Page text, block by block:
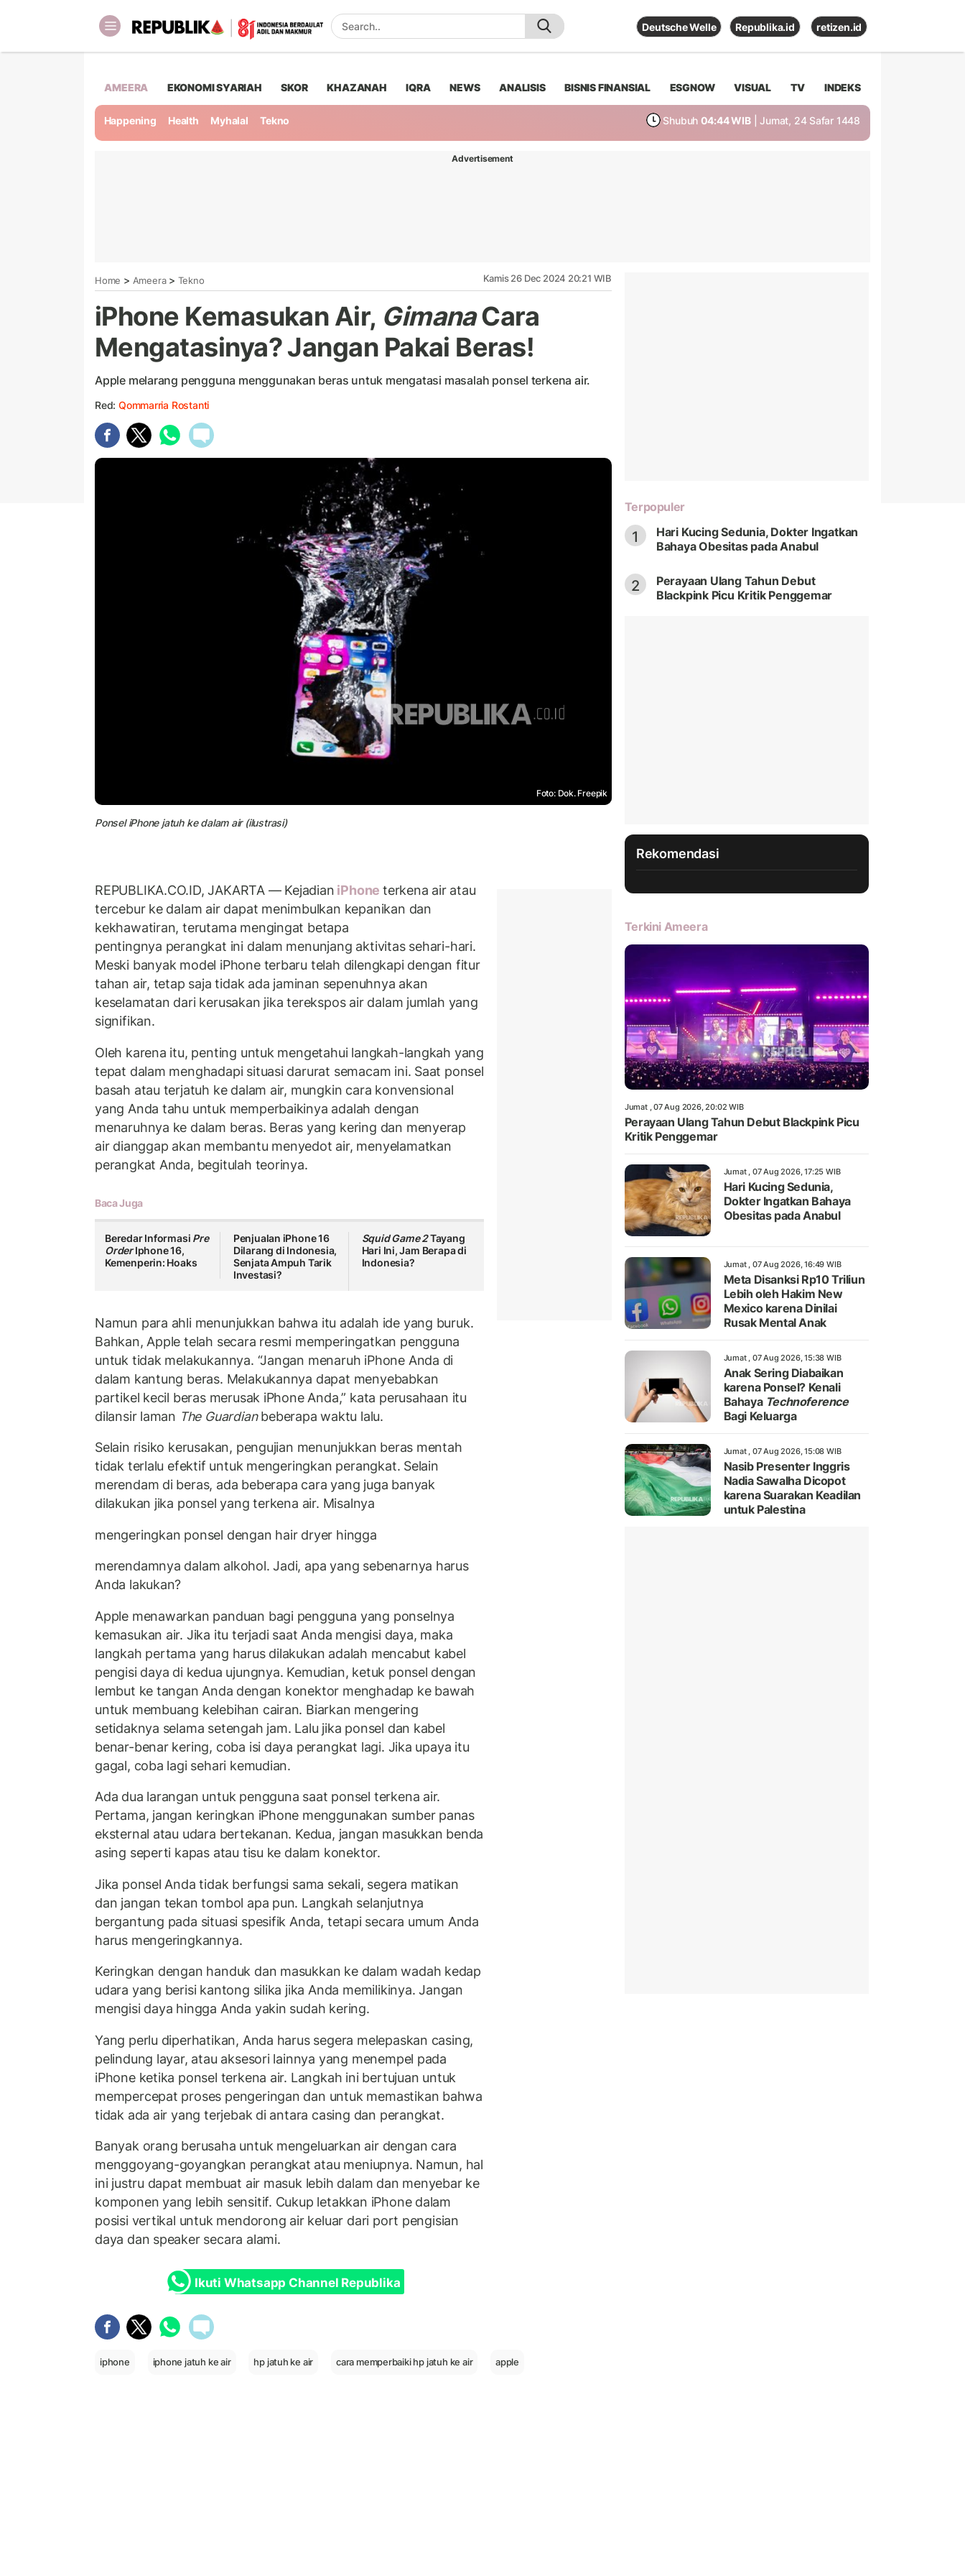
Deutsche Welle Republika.id retizen.id
AMEERA EKONOMI SYARIAH SKOR KHAZANAH IQRA NEWS ANALISIS BISNIS FINANSIAL ESGNOW VISUAL TV INDEKS
Happening Health Myhalal Tekno Shubuh 04:44 WIB | Jumat, 24 Safar 1448
Advertisement
Home > Ameera> Tekno Kamis 26 Dec 2024 20:21 WIB
iPhone Kemasukan Air, GimanaCara
Mengatasinya? Jangan Pakai Beras!
Apple melarang pengguna menggunakan beras untuk mengatasi masalah ponsel terkena air.
Red: Qommarria Rostanti
Foto: Dok. Freepik
Ponsel iPhone jatuh ke dalam air (ilustrasi)
REPUBLIKA.CO.ID, JAKARTA — Kejadian iPhone terkena air atau
tercebur ke dalam air dapat menimbulkan kepanikan dan
kekhawatiran, terutama mengingat betapa
pentingnya perangkat ini dalam menunjang aktivitas sehari-hari.
Meski banyak model iPhone terbaru telah dilengkapi dengan fitur
tahan air, tetap saja tidak ada jaminan sepenuhnya akan
keselamatan dari kerusakan jika terekspos air dalam jumlah yang
signifikan.
Oleh karena itu, penting untuk mengetahui langkah-langkah yang
tepat dalam menghadapi situasi darurat semacam ini. Saat ponsel
basah atau terjatuh ke dalam air, mungkin cara konvensional
yang Anda tahu untuk memperbaikinya adalah dengan
menaruhnya ke dalam beras. Beras yang kering dan menyerap
air dianggap akan membantu menyedot air, menyelamatkan
perangkat Anda, begitulah teorinya.
Baca Juga
Beredar Informasi Pre
OrderIphone 16,
Kemenperin: Hoaks
Penjualan iPhone 16
Dilarang di Indonesia,
Senjata Ampuh Tarik
Investasi?
Squid Game 2Tayang
Hari Ini, Jam Berapa di
Indonesia?
Namun para ahli menunjukkan bahwa itu adalah ide yang buruk.
Bahkan, Apple telah secara resmi memperingatkan pengguna
untuk tidak melakukannya. “Jangan menaruh iPhone Anda di
dalam kantung beras. Melakukannya dapat menyebabkan
partikel kecil beras merusak iPhone Anda,” kata perusahaan itu
dilansir laman The Guardianbeberapa waktu lalu.
Selain risiko kerusakan, pengujian menunjukkan beras mentah
tidak terlalu efektif untuk mengeringkan perangkat. Selain
merendam di beras, ada beberapa cara yang juga banyak
dilakukan jika ponsel yang terkena air. Misalnya
mengeringkan ponsel dengan hair dryer hingga
merendamnya dalam alkohol. Jadi, apa yang sebenarnya harus
Anda lakukan?
Apple menawarkan panduan bagi pengguna yang ponselnya
kemasukan air. Jika itu terjadi saat Anda mengisi daya, maka
langkah pertama yang harus dilakukan adalah mencabut kabel
pengisi daya di kedua ujungnya. Kemudian, ketuk ponsel dengan
lembut ke tangan Anda dengan konektor menghadap ke bawah
untuk membuang kelebihan cairan. Biarkan mengering
setidaknya selama setengah jam. Lalu jika ponsel dan kabel
benar-benar kering, coba isi daya perangkat lagi. Jika upaya itu
gagal, coba lagi sehari kemudian.
Ada dua larangan untuk pengguna saat ponsel terkena air.
Pertama, jangan keringkan iPhone menggunakan sumber panas
eksternal atau udara bertekanan. Kedua, jangan masukkan benda
asing seperti kapas atau tisu ke dalam konektor.
Jika ponsel Anda tidak berfungsi sama sekali, segera matikan
dan jangan tekan tombol apa pun. Langkah selanjutnya
bergantung pada situasi spesifik Anda, tetapi secara umum Anda
harus mengeringkannya.
Keringkan dengan handuk dan masukkan ke dalam wadah kedap
udara yang berisi kantong silika jika Anda memilikinya. Jangan
mengisi daya hingga Anda yakin sudah kering.
Yang perlu diperhatikan, Anda harus segera melepaskan casing,
pelindung layar, atau aksesori lainnya yang menempel pada
iPhone ketika ponsel terkena air. Langkah ini bertujuan untuk
mempercepat proses pengeringan dan untuk memastikan bahwa
tidak ada air yang terjebak di antara casing dan perangkat.
Banyak orang berusaha untuk mengeluarkan air dengan cara
menggoyang-goyangkan perangkat atau meniupnya. Namun, hal
ini justru dapat membuat air masuk lebih dalam dan menyebar ke
komponen yang lebih sensitif. Cukup letakkan iPhone dalam
posisi vertikal untuk mendorong air keluar dari port pengisian
daya dan speaker secara alami.
Ikuti Whatsapp Channel Republika
iphone iphone jatuh ke air hp jatuh ke air cara memperbaiki hp jatuh ke air apple
Terpopuler
1
Hari Kucing Sedunia, Dokter Ingatkan
Bahaya Obesitas pada Anabul
2
Perayaan Ulang Tahun Debut
Blackpink Picu Kritik Penggemar
Rekomendasi
Terkini Ameera
Jumat , 07 Aug 2026, 20:02 WIB
Perayaan Ulang Tahun Debut Blackpink Picu
Kritik Penggemar
Jumat , 07 Aug 2026, 17:25 WIB
Hari Kucing Sedunia,
Dokter Ingatkan Bahaya
Obesitas pada Anabul
Jumat , 07 Aug 2026, 16:49 WIB
Meta Disanksi Rp10 Triliun
Lebih oleh Hakim New
Mexico karena Dinilai
Rusak Mental Anak
Jumat , 07 Aug 2026, 15:38 WIB
Anak Sering Diabaikan
karena Ponsel? Kenali
Bahaya Technoference
Bagi Keluarga
Jumat , 07 Aug 2026, 15:08 WIB
Nasib Presenter Inggris
Nadia Sawalha Dicopot
karena Suarakan Keadilan
untuk Palestina